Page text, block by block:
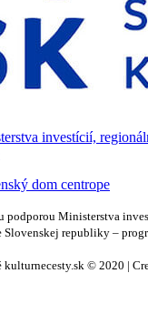
podporou Ministerstva
republiky –
kulturnecesty.sk © 2020 |